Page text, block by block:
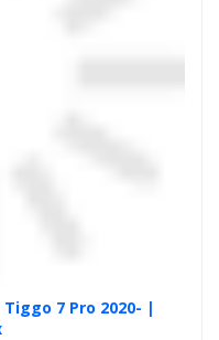
7 Pro 2020- |